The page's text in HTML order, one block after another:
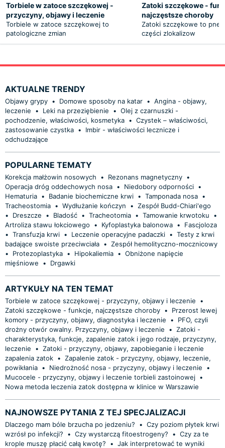
Torbiele w zatoce szczękowej -
przyczyny, objawy i leczenie
Torbiele w zatoce szczękowej to
patologiczne zmian
Zatoki szczękowe -
najczęstsze choroby
Zatoki szczękowe to
części zlokalizow
AKTUALNE TRENDY
Objawy grypy • Domowe sposoby na katar • Angina - objawy,
leczenie
• Leki na przeziębienie • Olej z czarnuszki -
pochodzenie, właściwości, kosmetyka • Czystek – właściwości,
zastosowanie czystka •
Imbir - właściwości lecznicze i
odchudzające
POPULARNE TEMATY
Korekcja małżowin nosowych • Rezonans magnetyczny •
Operacja dróg oddechowych nosa • Niedobory odporności •
Hematuria • Badanie biochemiczne krwi • Tamponada nosa •
Tracheostomia • Wydłużanie kończyn • Zespół Budd-Chiari'ego
•
Dreszcze • Bladość • Tracheotomia • Tamowanie krwotoku
•
Artroliza stawu łokciowego
• Kyfoplastyka balonowa •
Fascjoloza
• Transfuzja krwi • Leczenie operacyjne padaczki • Testy z krwi
badające swoiste przeciwciała • Zespół hemolityczno-mocznicowy
•
Protezoplastyka • Hipokaliemia • Obniżone napięcie
mięśniowe
• Drgawki
ARTYKUŁY NA TEN TEMAT
Torbiele w zatoce szczękowej - przyczyny, objawy i leczenie
•
Zatoki szczękowe - funkcje, najczęstsze choroby •
Przerost lewej
komory - przyczyny, objawy, diagnostyka i leczenie
•
PFO, czyli
drożny otwór owalny. Przyczyny, objawy i leczenie
• Zatoki -
charakterystyka, funkcje, zapalenie zatok i jego rodzaje, przyczyny,
leczenie
• Zatoki - przyczyny, objawy, zapobieganie i leczenie
zapalenia zatok • Zapalenie zatok - przyczyny, objawy, leczenie,
powikłania • Niedrożność nosa - przyczyny, objawy i leczenie
•
Mucocele - przyczyny, objawy i leczenie torbieli zastoinowej •
Nowa metoda leczenia zatok dostępna w klinice w Warszawie
NAJNOWSZE PYTANIA Z TEJ SPECJALIZACJI
Dlaczego mam bóle brzucha po jedzeniu? • Czy poziom płytek krwi
wzrósł po infekcji?
• Czy wystarczą fitoestrogeny? • Czy za te
krople muszę płacić całą kwotę?
• Jak interpretować te wyniki